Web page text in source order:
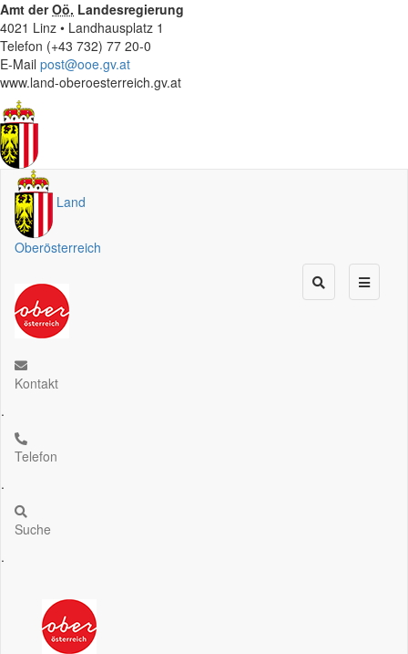
Amt derOö. Landesregierung
4021 Linz • Landhausplatz 1
Telefon (+43 732) 77 20-0
E-Mail post@ooe.gv.at
www.land-oberoesterreich.gv.at
Land
Oberösterreich
Kontakt
.
Telefon
.
Suche
.